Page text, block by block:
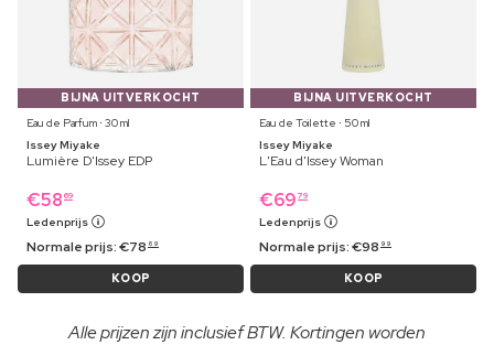
BIJNA UITVERKOCHT
Eau de Parfum ⋅ 30 ml
Issey Miyake
Lumière D'Issey EDP
€58 69
Ledenprijs
Normale prijs:€78 69
KOOP
BIJNA UITVERKOCHT
Eau de Toilette ⋅ 50 ml
Issey Miyake
L'Eau d'Issey Woman
€69 79
Ledenprijs
Normale prijs:€98 99
KOOP
Alle prijzen zijn inclusief BTW. Kortingen worden